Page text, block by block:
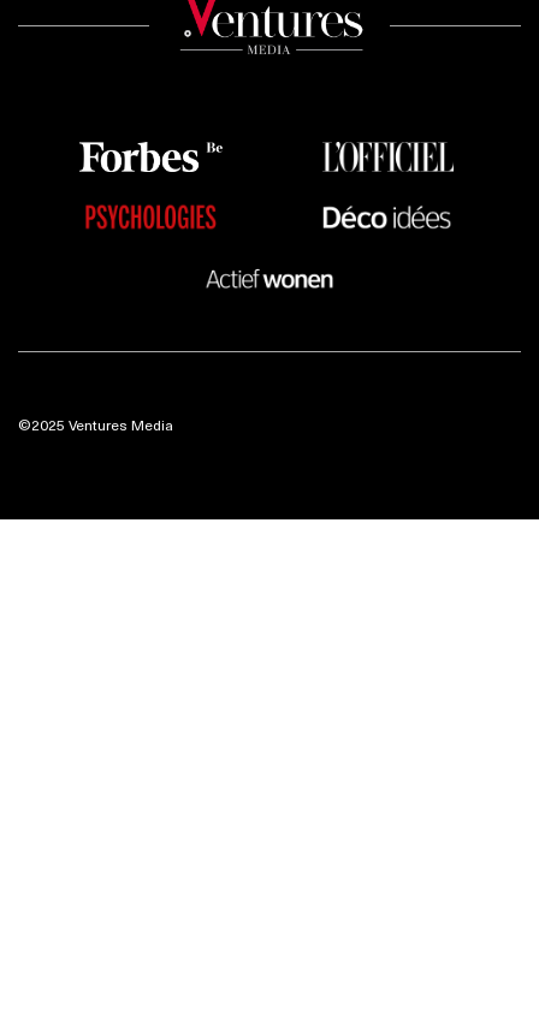
©2025 Ventures Media